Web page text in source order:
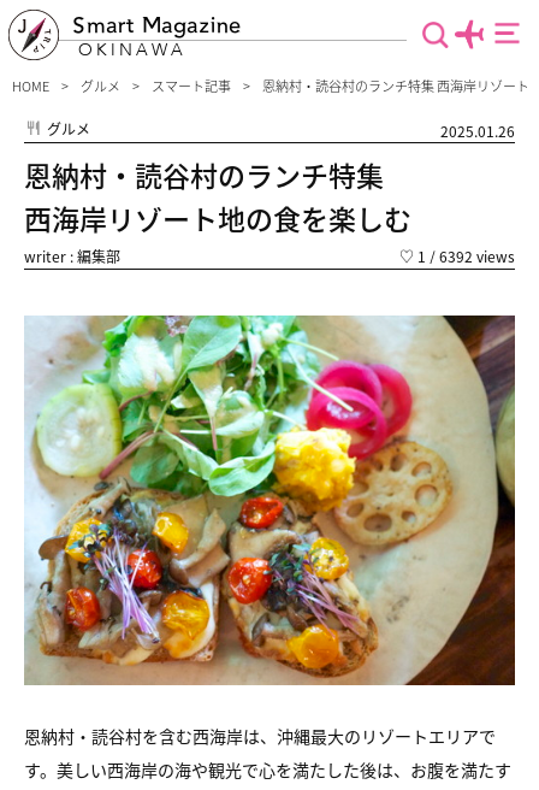
Smart Magazine
OKINAWA
HOME グルメ スマート記事 恩納村・読谷村のランチ特集 西海岸リゾート
グルメ 2025.01.26
恩納村・読谷村のランチ特集
西海岸リゾート地の食を楽しむ
writer : 編集部 ♡ 1 / 6392 views
恩納村・読谷村を含む西海岸は、沖縄最大のリゾートエリアで
す。美しい西海岸の海や観光で心を満たした後は、お腹を満たす